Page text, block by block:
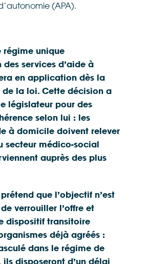
(APA).
régime unique
des services d’aide à
en application dès la
la loi. Cette décision a
législateur pour des
selon lui : les
à domicile doivent relever
secteur médico-social
auprès des plus
que l’objectif n’est
verrouiller l’offre et
dispositif transitoire
déjà agréés :
dans le régime de
ils disposeront d’un délai